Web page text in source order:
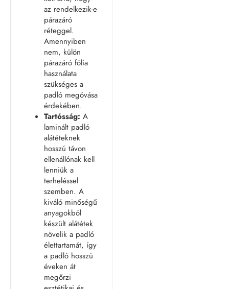
az rendelkezik-e
párazáró
réteggel.
Amennyiben
nem, külön
párazáró fólia
használata
szükséges a
padló megóvása
érdekében.
Tartósság: A
laminált padló
alátéteknek
hosszú távon
ellenállónak kell
lenniük a
terheléssel
szemben. A
kiváló minőségű
anyagokból
készült alátétek
növelik a padló
élettartamát, így
a padló hosszú
éveken át
megőrzi